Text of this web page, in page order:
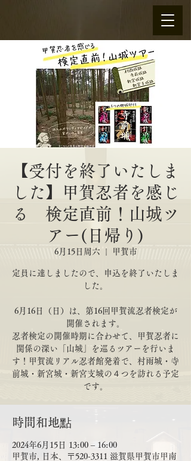
【受付を終了いたしま
した】甲賀忍者を感じ
る 検定直前！山城ツ
アー(日帰り)
6月15日周六 甲賀市
定員に達しましたので、申込を終了いたしま
した。
6月16日（日）は、第16回甲賀流忍者検定が
開催されます。
忍者検定の開催時期に合わせて、甲賀忍者に
関係の深い「山城」を巡るツアーを行いま
す！甲賀流リアル忍者館発着で、村雨城・寺
前城・新宮城・新宮支城の４つを訪れる予定
です。
時間和地點
2024年6月15日 13:00 – 16:00
甲賀市, 日本、〒520-3311 滋賀県甲賀市甲南